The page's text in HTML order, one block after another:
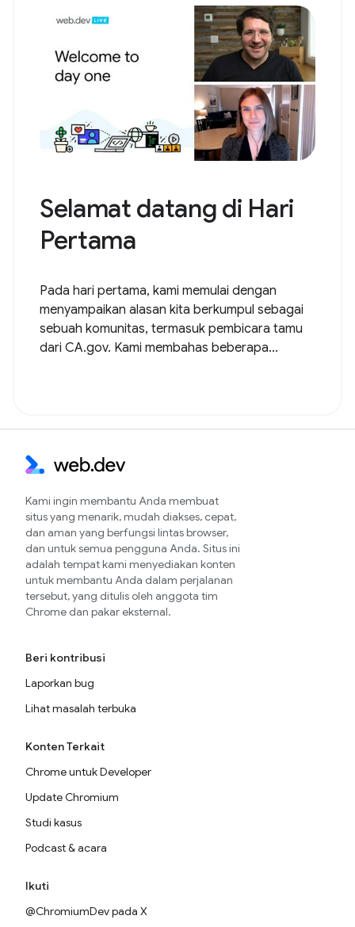
Selamat datang di Hari
Pertama
Pada hari pertama, kami memulai dengan
menyampaikan alasan kita berkumpul sebagai
sebuah komunitas, termasuk pembicara tamu
dari CA.gov. Kami membahas beberapa...
Kami ingin membantu Anda membuat
situs yang menarik, mudah diakses, cepat,
dan aman yang berfungsi lintas browser,
dan untuk semua pengguna Anda. Situs ini
adalah tempat kami menyediakan konten
untuk membantu Anda dalam perjalanan
tersebut, yang ditulis oleh anggota tim
Chrome dan pakar eksternal.
Beri kontribusi
Laporkan bug
Lihat masalah terbuka
Konten Terkait
Chrome untuk Developer
Update Chromium
Studi kasus
Podcast & acara
Ikuti
@ChromiumDev pada X